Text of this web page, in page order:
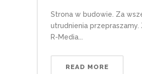
Strona w budowie. Za
utrudnienia przepraszamy.
R-Media...
READ MORE